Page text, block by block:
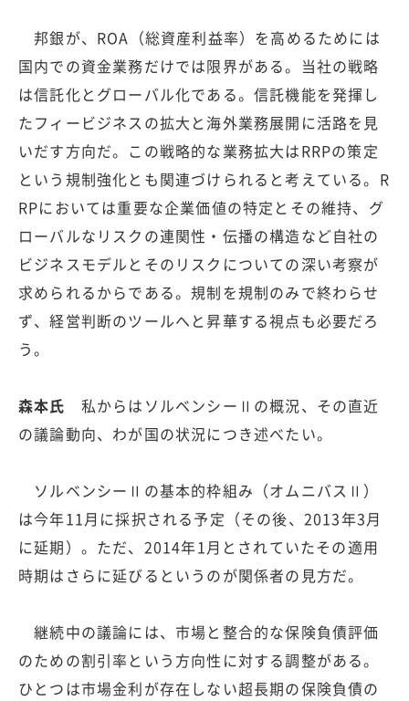
邦銀が、ROA（総資産利益率）を高めるためには
国内での資金業務だけでは限界がある。当社の戦略
は信託化とグローバル化である。信託機能を発揮し
たフィービジネスの拡大と海外業務展開に活路を見
いだす方向だ。この戦略的な業務拡大はRRPの策定
という規制強化とも関連づけられると考えている。R
RPにおいては重要な企業価値の特定とその維持、グ
ローバルなリスクの連関性・伝播の構造など自社の
ビジネスモデルとそのリスクについての深い考察が
求められるからである。規制を規制のみで終わらせ
ず、経営判断のツールへと昇華する視点も必要だろ
う。
森本氏 私からはソルベンシーⅡの概況、その直近
の議論動向、わが国の状況につき述べたい。
ソルベンシーⅡの基本的枠組み（オムニバスⅡ）
は今年11月に採択される予定（その後、2013年3月
に延期）。ただ、2014年1月とされていたその適用
時期はさらに延びるというのが関係者の見方だ。
継続中の議論には、市場と整合的な保険負債評価
のための割引率という方向性に対する調整がある。
ひとつは市場金利が存在しない超長期の保険負債の